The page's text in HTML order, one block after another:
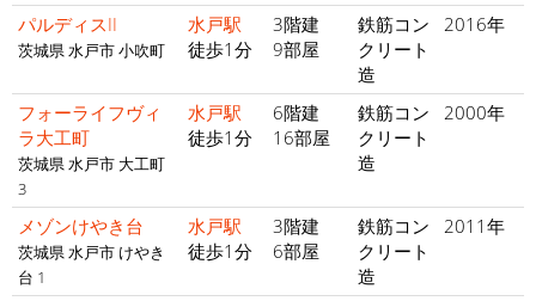
パルディスII
茨城県 水戸市 小吹町
水戸駅
徒歩1分
3階建
9部屋
鉄筋コン
クリート
造
2016年
フォーライフヴィ
ラ大工町
茨城県 水戸市 大工町
3
水戸駅
徒歩1分
6階建
16部屋
鉄筋コン
クリート
造
2000年
メゾンけやき台
茨城県 水戸市 けやき
台 1
水戸駅
徒歩1分
3階建
6部屋
鉄筋コン
クリート
造
2011年